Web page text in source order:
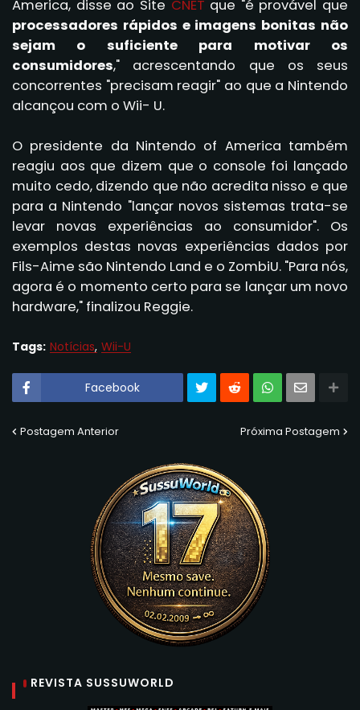
America, disse ao Site CNET que "é provável que
processadores rápidos e imagens bonitas não
sejam o suficiente para motivar os
consumidores," acrescentando que os seus
concorrentes "precisam reagir" ao que a Nintendo
alcançou com o Wii- U.
O presidente da Nintendo of America também
reagiu aos que dizem que o console foi lançado
muito cedo, dizendo que não acredita nisso e que
para a Nintendo "lançar novos sistemas trata-se
levar novas experiências ao consumidor". Os
exemplos destas novas experiências dados por
Fils-Aime são Nintendo Land e o ZombiU. "Para nós,
agora é o momento certo para se lançar um novo
hardware," finalizou Reggie.
Tags: Notícias Wii-U
Facebook
Postagem Anterior Próxima Postagem
REVISTA SUSSUWORLD